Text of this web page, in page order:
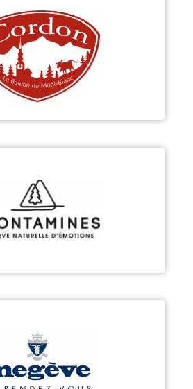
CORDON
Découvrir
MONTJOIE
Découvrir
MEGÈVE
Découvrir